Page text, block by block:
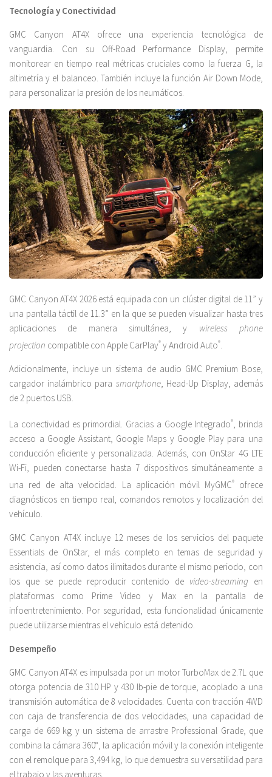
Tecnología y Conectividad
GMC Canyon AT4X ofrece una experiencia tecnológica de
vanguardia. Con su Off-Road Performance Display, permite
monitorear en tiempo real métricas cruciales como la fuerza G, la
altimetría y el balanceo. También incluye la función Air Down Mode,
para personalizar la presión de los neumáticos.
GMC Canyon AT4X 2026 está equipada con un clúster digital de 11” y
una pantalla táctil de 11.3” en la que se pueden visualizar hasta tres
aplicaciones de manera simultánea, y wireless phone
projection compatible con Apple CarPlay® y Android Auto®.
Adicionalmente, incluye un sistema de audio GMC Premium Bose,
cargador inalámbrico para smartphone, Head-Up Display, además
de 2 puertos USB.
La conectividad es primordial. Gracias a Google Integrado®, brinda
acceso a Google Assistant, Google Maps y Google Play para una
conducción eficiente y personalizada. Además, con OnStar 4G LTE
Wi-Fi, pueden conectarse hasta 7 dispositivos simultáneamente a
una red de alta velocidad. La aplicación móvil MyGMC®ofrece
diagnósticos en tiempo real, comandos remotos y localización del
vehículo.
GMC Canyon AT4X incluye 12 meses de los servicios del paquete
Essentials de OnStar, el más completo en temas de seguridad y
asistencia, así como datos ilimitados durante el mismo periodo, con
los que se puede reproducir contenido de video-streaming en
plataformas como Prime Video y Max en la pantalla de
infoentretenimiento. Por seguridad, esta funcionalidad únicamente
puede utilizarse mientras el vehículo está detenido.
Desempeño
GMC Canyon AT4X es impulsada por un motor TurboMax de 2.7L que
otorga potencia de 310 HP y 430 lb-pie de torque, acoplado a una
transmisión automática de 8 velocidades. Cuenta con tracción 4WD
con caja de transferencia de dos velocidades, una capacidad de
carga de 669 kg y un sistema de arrastre Professional Grade, que
combina la cámara 360°, la aplicación móvil y la conexión inteligente
con el remolque para 3,494 kg, lo que demuestra su versatilidad para
el trabajo y las aventuras.